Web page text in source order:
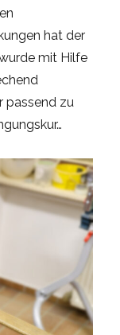
hat der
mit Hilfe
passend zu